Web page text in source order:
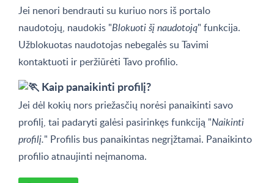
Jei nenori bendrauti su kuriuo nors iš portalo
naudotojų, naudokis "Blokuoti šį naudotoją" funkcija.
Užblokuotas naudotojas nebegalės su Tavimi
kontaktuoti ir peržiūrėti Tavo profilio.
Kaip panaikinti profilį?
Jei dėl kokių nors priežasčių norėsi panaikinti savo
profilį, tai padaryti galėsi pasirinkęs funkciją "Naikinti
profilį." Profilis bus panaikintas negrįžtamai. Panaikinto
profilio atnaujinti neįmanoma.